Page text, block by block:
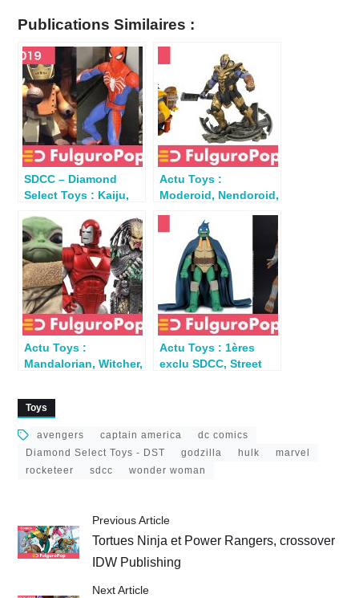
Publications Similaires :
SDCC – Diamond
Select Toys : Kaiju,
super-héros
Actu Toys :
Moderoid, Nendoroid,
Actu Toys :
Mandalorian, Witcher,
Actu Toys : 1ères
exclu SDCC, Street
Toys
avengers captain america
dc comics
Diamond Select Toys - DST
godzilla hulk
marvel
rocketeer
sdcc wonder woman
Previous Article
Tortues Ninja et Power Rangers, crossover
IDW Publishing
Next Article